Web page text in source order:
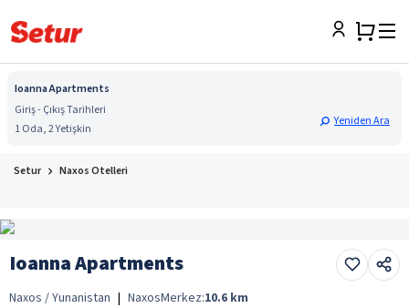
Ioanna Apartments
Giriş - Çıkış Tarihleri
1 Oda, 2 Yetişkin
Yeniden Ara
Setur Naxos Otelleri
Ioanna Apartments
Naxos / Yunanistan | NaxosMerkez:10.6 km